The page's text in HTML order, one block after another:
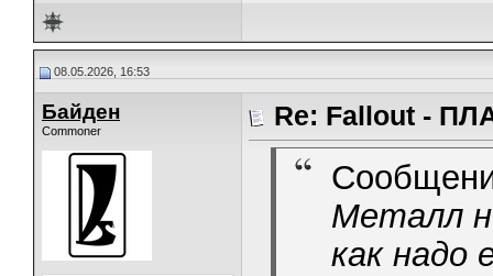
08.05.2026, 16:53
Байден
Commoner Re: Fallout -
Металл
как надо